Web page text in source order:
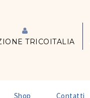
TRICOITALIA
Shop Contatti